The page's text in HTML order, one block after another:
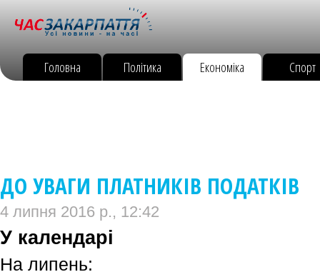
Головна Політика Економіка Спорт
ДО УВАГИ ПЛАТНИКІВ ПОДАТКІВ
4 липня 2016 р., 12:42
У календарі
На липень: